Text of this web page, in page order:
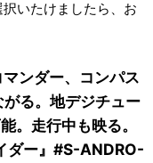
いたけましたら、お
ンダー、コンパス
る。地デジチュー
。走行中も映る。
ダー』#S-ANDRO-